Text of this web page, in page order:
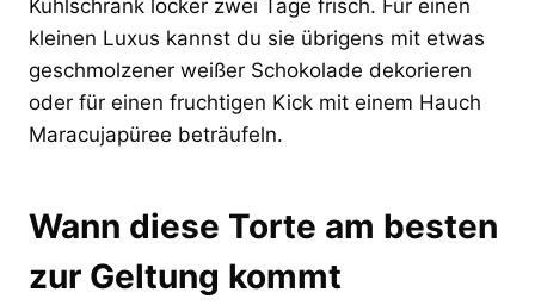
Kühlschrank locker zwei Tage frisch. Für einen
kleinen Luxus kannst du sie übrigens mit etwas
geschmolzener weißer Schokolade dekorieren
oder für einen fruchtigen Kick mit einem Hauch
Maracujapüree beträufeln.
Wann diese Torte am besten
zur Geltung kommt